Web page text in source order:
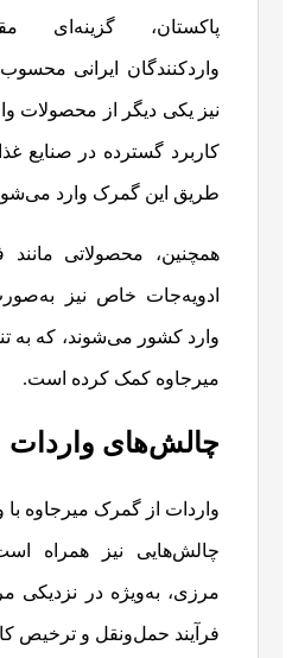
پاکستان، گزینه‌ای
واردکنندگان ایرانی
نیز یکی دیگر از محصولات
کاربرد گسترده در صنایع
طریق این گمرک وارد
همچنین، محصولاتی
ادویه‌جات خاص نیز
وارد کشور می‌شوند، که به
میرجاوه کمک کرده است.
چالش‌های واردات
واردات از گمرک میرجاوه با
چالش‌هایی نیز همراه
مرزی، به‌ویژه در نزدیکی
فرآیند حمل‌ونقل و ترخیص